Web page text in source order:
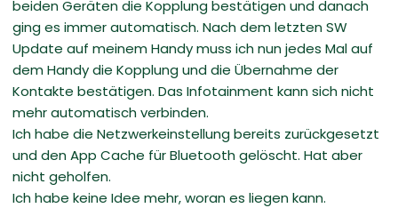
beiden Geräten die Kopplung bestätigen und danach
ging es immer automatisch. Nach dem letzten SW
Update auf meinem Handy muss ich nun jedes Mal auf
dem Handy die Kopplung und die Übernahme der
Kontakte bestätigen. Das Infotainment kann sich nicht
mehr automatisch verbinden.
Ich habe die Netzwerkeinstellung bereits zurückgesetzt
und den App Cache für Bluetooth gelöscht. Hat aber
nicht geholfen.
Ich habe keine Idee mehr, woran es liegen kann.